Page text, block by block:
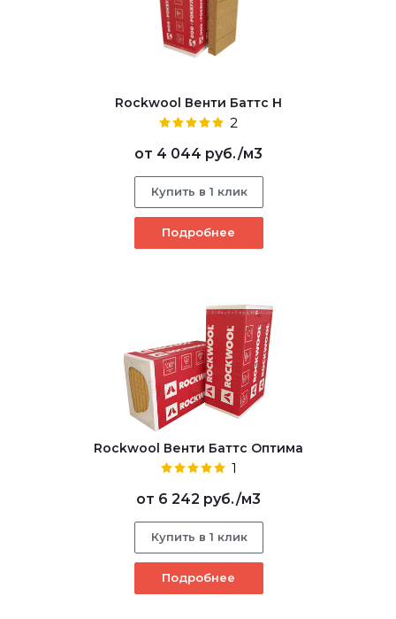
Rockwool Венти Баттс Н
2
от 4 044 руб./м3
Купить в 1 клик
Подробнее
Rockwool Венти Баттс Оптима
1
от 6 242 руб./м3
Купить в 1 клик
Подробнее